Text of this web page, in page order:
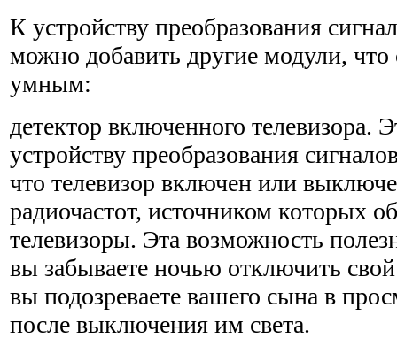
К устройству преобразования
можно добавить другие модули, что
умным:
детектор включенного телевизора.
устройству преобра­зования
что телевизор включен или
радиочастот, источником которых
телеви­зоры. Эта возможность
вы забываете ночью отключить
вы подозреваете вашего сына в
после выключения им света.